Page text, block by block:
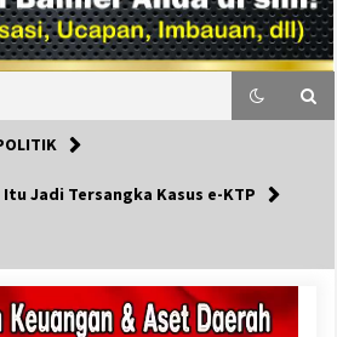
Itu Jadi Tersangka Kasus e-KTP